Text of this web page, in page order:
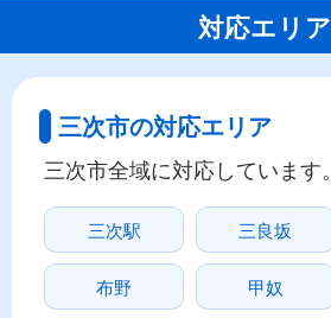
対応エリア
三次市の対応エリア
三次市全域に対応しています。
三次駅 三良坂
布野 甲奴